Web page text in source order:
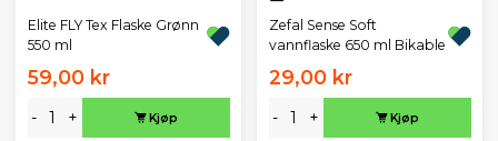
Elite FLY Tex Flaske Grønn
550 ml
59,00 kr
- + Kjøp
Zefal Sense Soft
vannflaske 650 ml Bikable
29,00 kr
- + Kjøp